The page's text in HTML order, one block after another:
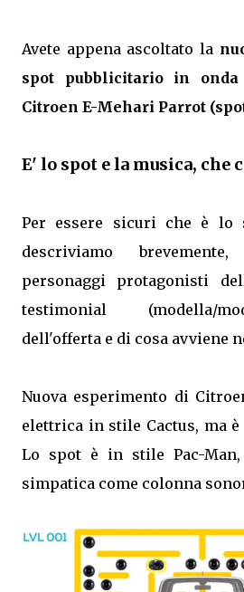
Avete appena ascoltato la
spot pubblicitario in
Citroen E-Mehari Parrot
E' lo spot e la musica, che
Per essere sicuri che è lo
descriviamo
personaggi protagonisti
testimonial (modella/
dell'offerta e di cosa avviene
Nuova esperimento di
elettrica in stile Cactus, ma
Lo spot è in stile Pac-Man,
simpatica come colonna